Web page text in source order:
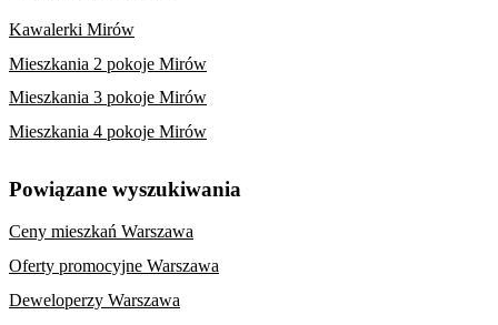
Kawalerki Mirów
Mieszkania 2 pokoje Mirów
Mieszkania 3 pokoje Mirów
Mieszkania 4 pokoje Mirów
Powiązane wyszukiwania
Ceny mieszkań Warszawa
Oferty promocyjne Warszawa
Deweloperzy Warszawa